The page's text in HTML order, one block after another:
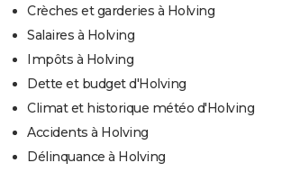
Crèches et garderies à Holving
Salaires à Holving
Impôts à Holving
Dette et budget d'Holving
Climat et historique météo d'Holving
Accidents à Holving
Délinquance à Holving